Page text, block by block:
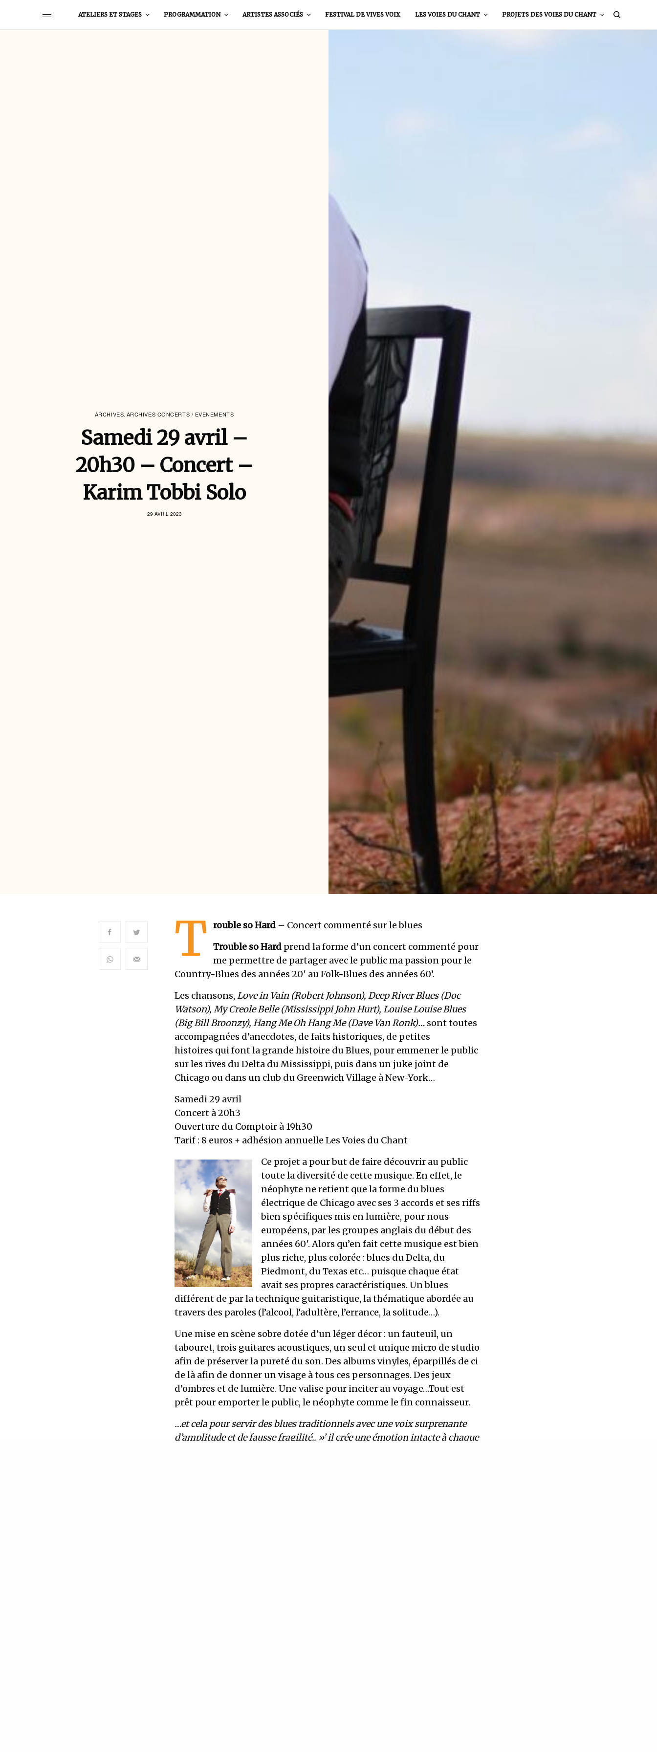
ATELIERS ET STAGES PROGRAMMATION ARTISTES ASSOCIÉS FESTIVAL DE VIVES VOIX LES VOIES DU CHANT PROJETS DES VOIES DU CHANT
ARCHIVES, ARCHIVES CONCERTS / EVENEMENTS
Samedi 29 avril –
20h30 – Concert –
Karim Tobbi Solo
29 AVRIL 2023
T rouble so Hard– Concert commenté sur le blues
Trouble so Hardprend la forme d’un concert commenté pour
me permettre de partager avec le public ma passion pour le
Country-Blues des années 20′ au Folk-Blues des années 60’.
Les chansons,Love in Vain (Robert Johnson), Deep River Blues (Doc
Watson), My Creole Belle (Mississippi John Hurt), Louise Louise Blues
(Big Bill Broonzy), Hang Me Oh Hang Me (Dave Van Ronk)… sont toutes
accompagnées d’anecdotes, de faits historiques, de petites
histoires qui font la grande histoire du Blues, pour emmener le public
sur les rives du Delta du Mississippi, puis dans un juke joint de
Chicago ou dans un club du Greenwich Village à New-York…
Samedi 29 avril
Concert à 20h3
Ouverture du Comptoir à 19h30
Tarif : 8 euros + adhésion annuelle Les Voies du Chant
Ce projet a pour but de faire découvrir au public
toute la diversité de cette musique. En effet, le
néophyte ne retient que la forme du blues
électrique de Chicago avec ses 3 accords et ses riffs
bien spécifiques mis en lumière, pour nous
européens, par les groupes anglais du début des
années 60′. Alors qu’en fait cette musique est bien
plus riche, plus colorée : blues du Delta, du
Piedmont, du Texas etc… puisque chaque état
avait ses propres caractéristiques. Un blues
différent de par la technique guitaristique, la thématique abordée au
travers des paroles (l’alcool, l’adultère, l’errance, la solitude…).
Une mise en scène sobre dotée d’un léger décor : un fauteuil, un
tabouret, trois guitares acoustiques, un seul et unique micro de studio
afin de préserver la pureté du son. Des albums vinyles, éparpillés de ci
de là afin de donner un visage à tous ces personnages. Des jeux
d’ombres et de lumière. Une valise pour inciter au voyage…Tout est
prêt pour emporter le public, le néophyte comme le fin connaisseur.
…et cela pour servir des blues traditionnels avec une voix surprenante
d’amplitude et de fausse fragilité.. »’ il crée une émotion intacte à chaque